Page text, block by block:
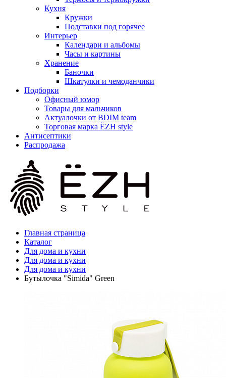
Кухня
Кружки
Подставки под горячее
Интерьер
Календари и альбомы
Часы и картины
Хранение
Баночки
Шкатулки и чемоданчики
Подборки
Офисный юмор
Товары для мальчиков
Актуалочки от BDIM team
Торговая марка ЁZH style
Антисептики
Распродажа
Главная страница
Каталог
Для дома и кухни
Для дома и кухни
Для дома и кухни
Бутылочка "Simida" Green